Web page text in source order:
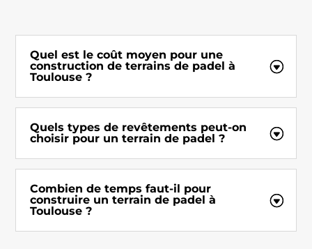
Quel est le coût moyen pour une
construction de terrains de padel à
Toulouse ?
Quels types de revêtements peut-on
choisir pour un terrain de padel ?
Combien de temps faut-il pour
construire un terrain de padel à
Toulouse ?